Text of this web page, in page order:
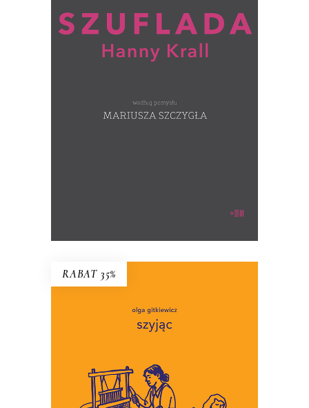
pomysłu MARIUSZA SZCZYGŁA
Co Hanna Krall trzyma w szufladzie?
(ręcznie numerowane egzemplarze –
RABAT 35%
To miniaturowe eseje o
codzienności, w której wymagamy
coraz więcej troski, i w której